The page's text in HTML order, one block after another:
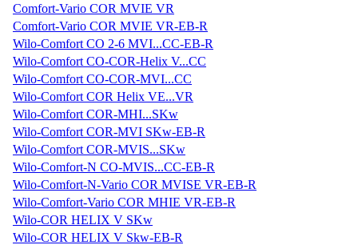
Comfort-Vario COR MVIE VR
Comfort-Vario COR MVIE VR-EB-R
Wilo-Comfort CO 2-6 MVI...CC-EB-R
Wilo-Comfort CO-COR-Helix V...CC
Wilo-Comfort CO-COR-MVI...CC
Wilo-Comfort COR Helix VE...VR
Wilo-Comfort COR-MHI...SKw
Wilo-Comfort COR-MVI SKw-EB-R
Wilo-Comfort COR-MVIS...SKw
Wilo-Comfort-N CO-MVIS...CC-EB-R
Wilo-Comfort-N-Vario COR MVISE VR-EB-R
Wilo-Comfort-Vario COR MHIE VR-EB-R
Wilo-COR HELIX V SKw
Wilo-COR HELIX V Skw-EB-R